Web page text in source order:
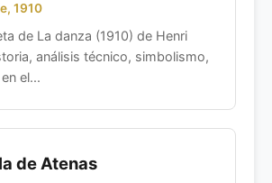
1910
de La danza (1910) de Henri
análisis técnico, simbolismo,
el...
de Atenas